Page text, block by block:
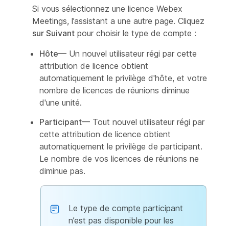
Si vous sélectionnez une licence Webex
Meetings, l’assistant a une autre page. Cliquez
sur Suivant pour choisir le type de compte :
Hôte— Un nouvel utilisateur régi par cette
attribution de licence obtient
automatiquement le privilège d'hôte, et votre
nombre de licences de réunions diminue
d'une unité.
Participant— Tout nouvel utilisateur régi par
cette attribution de licence obtient
automatiquement le privilège de participant.
Le nombre de vos licences de réunions ne
diminue pas.
Le type de compte participant
n’est pas disponible pour les